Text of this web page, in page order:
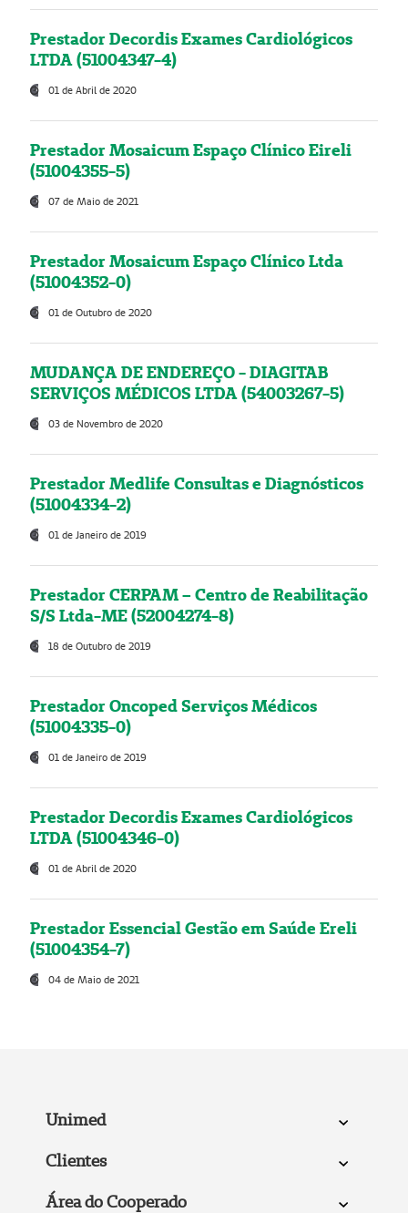
Prestador Decordis Exames Cardiológicos
LTDA (51004347-4)
01 de Abril de 2020
Prestador Mosaicum Espaço Clínico Eireli
(51004355-5)
07 de Maio de 2021
Prestador Mosaicum Espaço Clínico Ltda
(51004352-0)
01 de Outubro de 2020
MUDANÇA DE ENDEREÇO - DIAGITAB
SERVIÇOS MÉDICOS LTDA (54003267-5)
03 de Novembro de 2020
Prestador Medlife Consultas e Diagnósticos
(51004334-2)
01 de Janeiro de 2019
Prestador CERPAM – Centro de Reabilitação
S/S Ltda-ME (52004274-8)
18 de Outubro de 2019
Prestador Oncoped Serviços Médicos
(51004335-0)
01 de Janeiro de 2019
Prestador Decordis Exames Cardiológicos
LTDA (51004346-0)
01 de Abril de 2020
Prestador Essencial Gestão em Saúde Ereli
(51004354-7)
04 de Maio de 2021
Unimed
Clientes
Área do Cooperado